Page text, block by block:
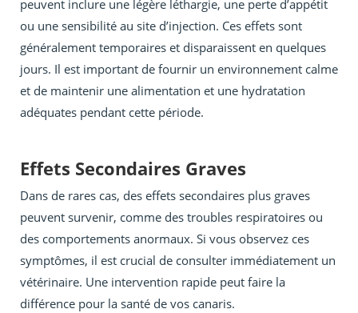
peuvent inclure une légère léthargie, une perte d’appétit
ou une sensibilité au site d’injection. Ces effets sont
généralement temporaires et disparaissent en quelques
jours. Il est important de fournir un environnement calme
et de maintenir une alimentation et une hydratation
adéquates pendant cette période.
Effets Secondaires Graves
Dans de rares cas, des effets secondaires plus graves
peuvent survenir, comme des troubles respiratoires ou
des comportements anormaux. Si vous observez ces
symptômes, il est crucial de consulter immédiatement un
vétérinaire. Une intervention rapide peut faire la
différence pour la santé de vos canaris.